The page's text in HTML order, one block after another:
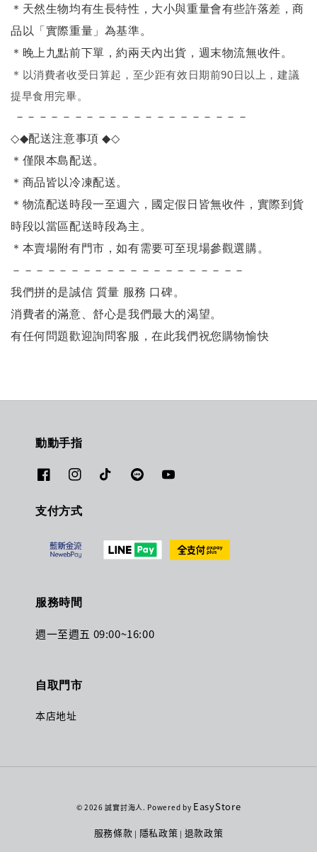
＊天然生物均有生長特性，大小與重量會有些許落差，商
品以「實際重量」為基準。
＊晚上九點前下單，約兩天內出貨，週末物流無收件。
＊ 以消費者收受日算起，至少距有效日期前90日以上，建議
提早食用完畢。
－－－－－－－－－－－－－－－－－－－－
◇◆配送注意事項◆◇
＊僅限本島配送。
＊商品皆以冷凍配送。
＊物流配送時段一至週六，國定假日皆無收件，實際到貨
時段以當區配送時段為主。
＊本賣場附有門市，如有需要可至現場參觀選購。
－－－－－－－－－－－－－－－－－－－－
我們拼的是誠信 質量 服務 口碑。
消費者的滿意、舒心是我們最大的渴望。
有任何問題歡迎詢問客服，在此我們祝您購物愉快
動動手指
支付方式
服務時間
週一至週五 09:00~16:00
自取門市
本店地址
© 2026 誠實討海人. Powered by EasyStore
服務條款 | 隱私政策 | 退款政策